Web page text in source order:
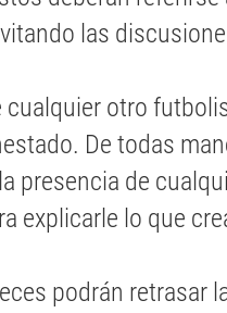
las
cualquier otro
De todas
presencia de
explicarle lo que
podrán retrasar